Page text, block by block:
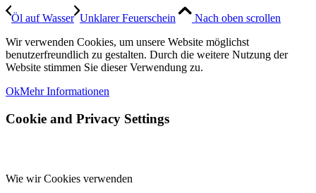
Öl auf Wasser Unklarer Feuerschein
Nach oben scrollen
Wir verwenden Cookies, um unsere Website möglichst
benutzerfreundlich zu gestalten. Durch die weitere Nutzung der
Website stimmen Sie dieser Verwendung zu.
OkMehr Informationen
Cookie and Privacy Settings
Wie wir Cookies verwenden